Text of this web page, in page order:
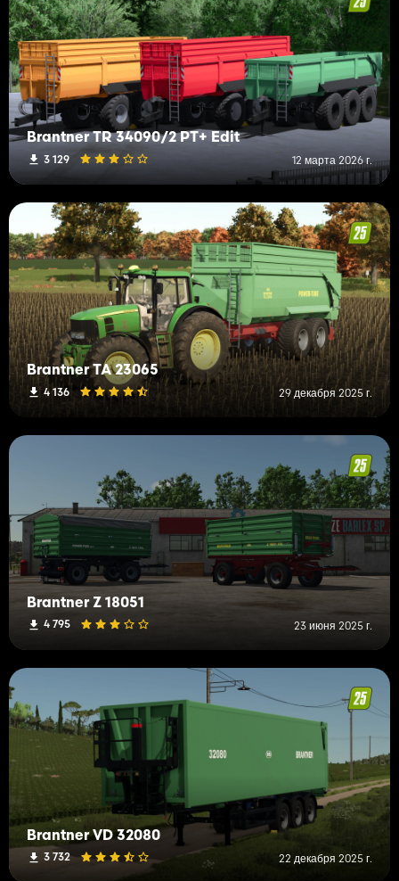
Brantner TR 34090/2 PT+ Edit
3 129 12 марта 2026 г.
Brantner TA 23065
4 136 29 декабря 2025 г.
Brantner Z 18051
4 795 23 июня 2025 г.
Brantner VD 32080
3 732 22 декабря 2025 г.